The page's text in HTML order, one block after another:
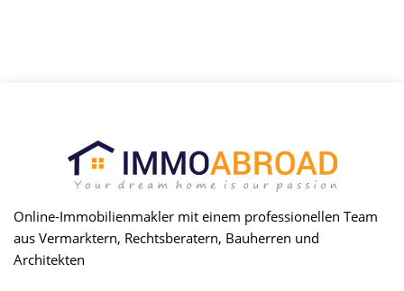
Online-Immobilienmakler mit einem professionellen Team
aus Vermarktern, Rechtsberatern, Bauherren und
Architekten